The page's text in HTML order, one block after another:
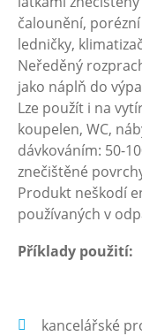
čalounění,
ledničky,
Neředěný
jako náplň do
Lze použít i na
koupelen, WC,
dávkováním: 50-
znečištěné
Produkt neškodí
používaných v
Příklady použití:
kancelářské